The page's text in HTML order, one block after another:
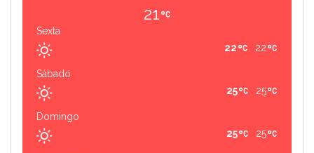
21
Sexta
22
22
Sábado
25
25
Domingo
25
25